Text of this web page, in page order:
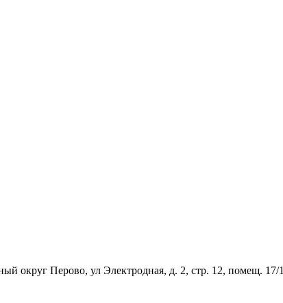
округ Перово, ул Электродная, д. 2, стр. 12, помещ. 17/1